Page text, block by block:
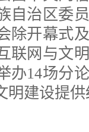
自治区委
除开幕式
联网与文
办14场分
明建设提